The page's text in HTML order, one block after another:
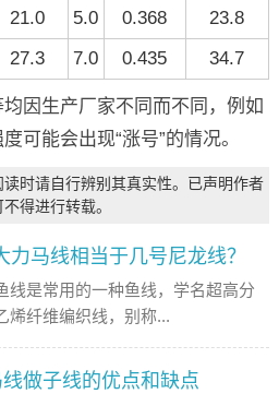
21.0 5.0 0.368
23.8
27.3 7.0 0.435 34.7
因生产厂家不同而不同，例如
可能会出现“涨号”的情况。
时请自行辨别其真实性。已声明作者
得进行转载。
力马线相当于几号尼龙线？
线是常用的一种鱼线，学名超高分
烯纤维编织线，别称...
做子线的优点和缺点